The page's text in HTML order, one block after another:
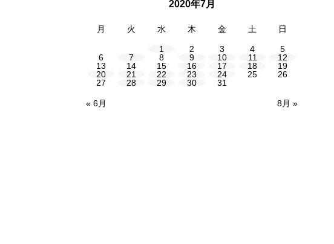
2020年7月
月 火 水 木 金 土 日
1 2 3 4
5
6
7 8 9 10 11
12
13
14 15 16 17 18
19
20
21 22 23 24 25
26
27
28 29 30 31
« 6月 8月 »